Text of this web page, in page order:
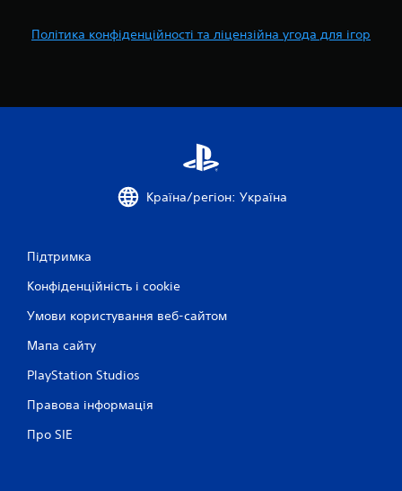
і
о
Політика конфіденційності та ліцензійна угода для ігор
Країна/регіон: Україна
Підтримка
Конфіденційність і cookie
Умови користування веб-сайтом
Мапа сайту
PlayStation Studios
Правова інформація
Про SIE